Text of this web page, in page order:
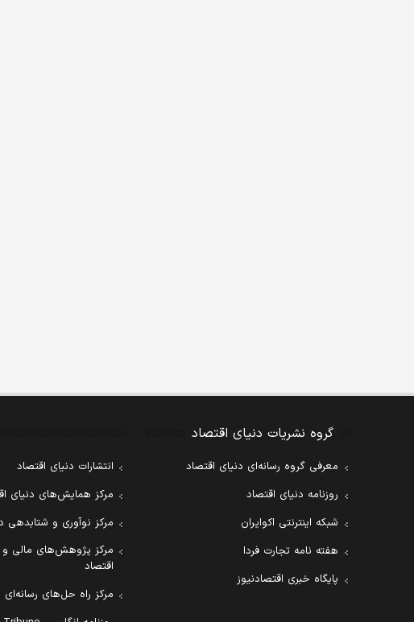
گروه نشریات دنیای اقتصاد
معرفی گروه رسانه‌ای دنیای اقتصاد
روزنامه دنیای اقتصاد
شبکه اینترنتی اکوایران
هفته نامه تجارت فردا
پایگاه خبری اقتصادنیوز
انتشارات دنیای اقتصاد
مرکز همایش‌های دنیای
مرکز نوآوری و شتابدهی
مرکز پژوهش‌های مالی و
اقتصاد
مرکز راه حل‌های رسانه‌ای